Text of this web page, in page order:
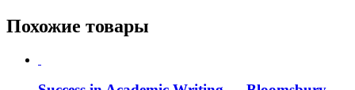
Похожие товары